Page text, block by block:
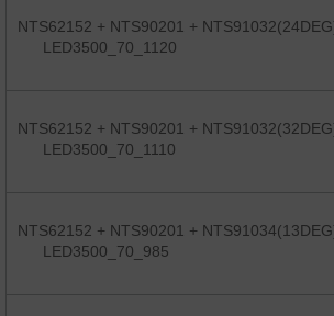
NTS62152 + NTS90201 +
LED3500_70_1120
NTS62152 + NTS90201 +
LED3500_70_1110
NTS62152 + NTS90201 +
LED3500_70_985